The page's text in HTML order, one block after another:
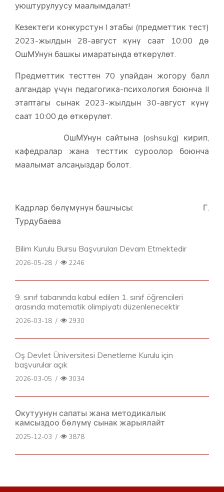
уюштурулуусу маалымдалат!
Кезектеги конкурстун I этабы (предметтик тест)
2023-жылдын 28-август күнү саат 10:00 дө
ОшМУнун башкы имаратында өткөрүлөт.
Предметтик тесттен 70 упайдан жогору балл
алгандар үчүн педагогика-психология боюнча II
этаптагы сынак 2023-жылдын 30-август күнү
саат 10:00 дө өткөрүлөт.
ОшМУнун сайтына (oshsu.kg) кирип,
кафедралар жана тесттик суроолор боюнча
маалымат алсаңыздар болот.
Кадрлар бөлүмүнүн башчысы: Г.
Турдубаева
Bilim Kurulu Bursu Başvuruları Devam Etmektedir
2026-05-28 / 2246
9. sınıf tabanında kabul edilen 1. sınıf öğrencileri
arasında matematik olimpiyatı düzenlenecektir
2026-03-18 / 2930
Oş Devlet Üniversitesi Denetleme Kurulu için
başvurular açık
2026-03-05 / 3034
Окутуунун сапаты жана методикалык
камсыздоо бөлүмү сынак жарыялайт
2025-12-03 / 3878